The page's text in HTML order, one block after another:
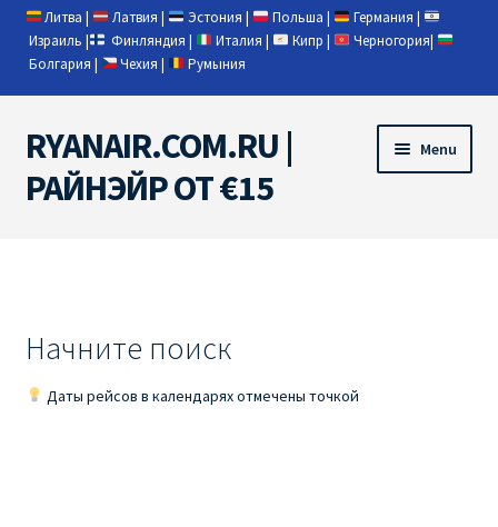
Литва | Латвия | Эстония | Польша | Германия |
Израиль | Финляндия | Италия | Кипр | Черногория|
Болгария | Чехия | Румыния
Skip
to
navigation
Skip
to
content
RYANAIR.COM.RU |
РАЙНЭЙР ОТ €15
Menu
RYANAIR PL ОТ € 9
Начните поиск
Даты рейсов в календарях отмечены точкой